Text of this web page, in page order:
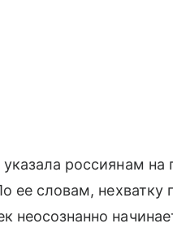
россиянам на
ее словам,
неосознанно